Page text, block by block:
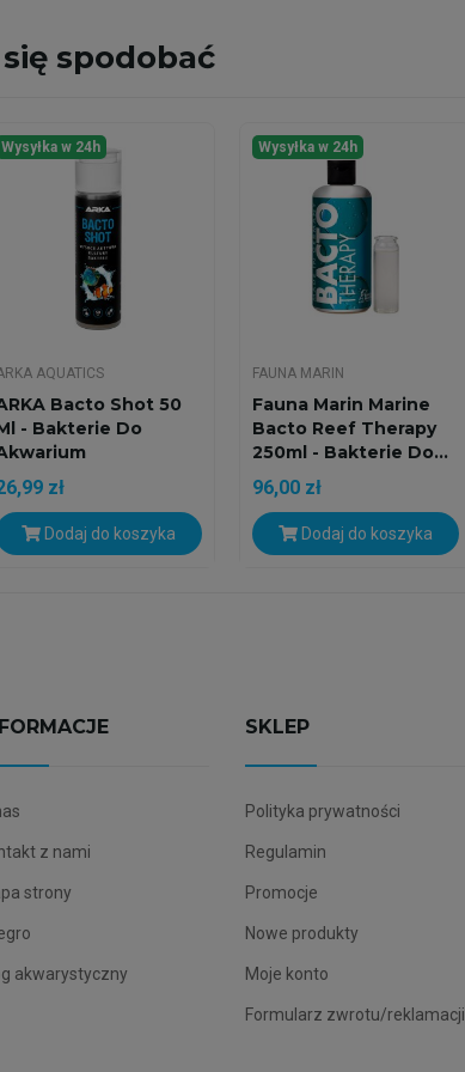
spodobać
Wysyłka w 24h
AQUATICS
Bacto Shot 50
- Bakterie Do
zł
Dodaj do koszyka
Wysyłka w 24h
FAUNA MARIN
Fauna Marin Marine
Bacto Reef Therapy
250ml - Bakterie Do...
96,00 zł
Dodaj do koszyka
z nami
strony
akwarystyczny
SKLEP
Polityka prywatności
Regulamin
Promocje
Nowe produkty
Moje konto
Formularz zwrotu/reklamacji